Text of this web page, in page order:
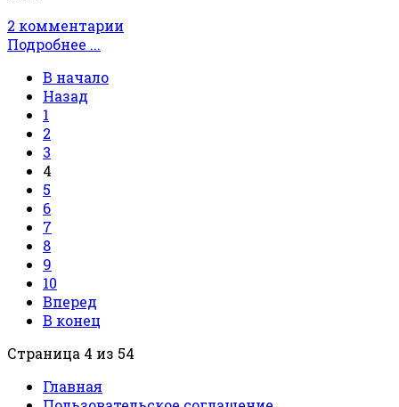
2 комментарии
Подробнее ...
В начало
Назад
1
2
3
4
5
6
7
8
9
10
Вперед
В конец
Страница 4 из 54
Главная